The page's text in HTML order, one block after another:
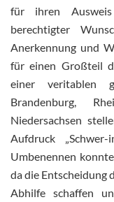
für ihren
berechtigter
Anerkennung und
für einen Großteil
einer veritablen
Brandenburg,
Niedersachsen
Aufdruck
Umbenennen
da die Entscheidung
Abhilfe schaffen